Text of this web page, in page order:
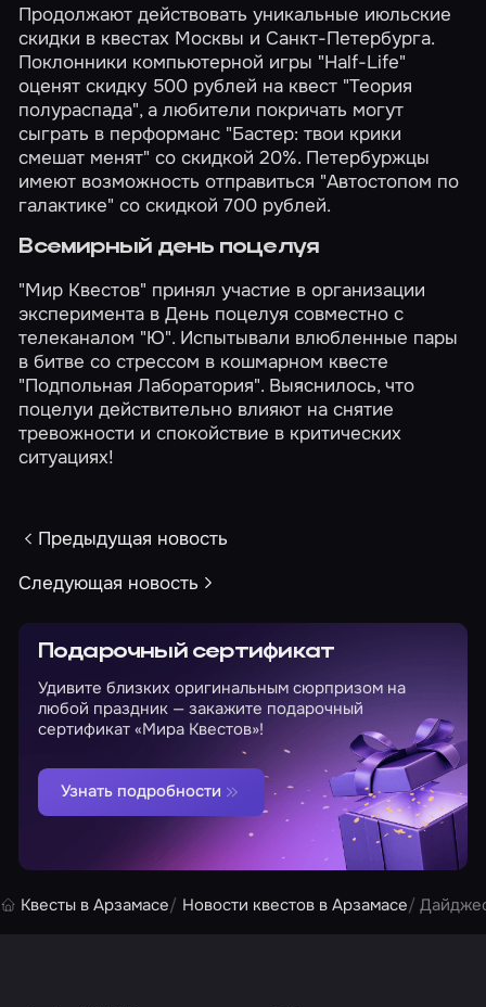
Продолжают действовать уникальные июльские
скидки в квестах Москвы и Санкт-Петербурга.
Поклонники компьютерной игры "Half-Life"
оценят скидку 500 рублей на квест "Теория
полураспада", а любители покричать могут
сыграть в перформанс "Бастер: твои крики
смешат менят" со скидкой 20%. Петербуржцы
имеют возможность отправиться "Автостопом по
галактике" со скидкой 700 рублей.
Всемирный день поцелуя
"Мир Квестов" принял участие в организации
эксперимента в День поцелуя совместно с
телеканалом "Ю". Испытывали влюбленные пары
в битве со стрессом в кошмарном квесте
"Подпольная Лаборатория". Выяснилось, что
поцелуи действительно влияют на снятие
тревожности и спокойствие в критических
ситуациях!
Предыдущая новость
Следующая новость
Подарочный сертификат
Удивите близких оригинальным сюрпризом на
любой праздник — закажите подарочный
сертификат «Мира Квестов»!
Узнать подробности
Квесты в Арзамасе Новости квестов в Арзамасе